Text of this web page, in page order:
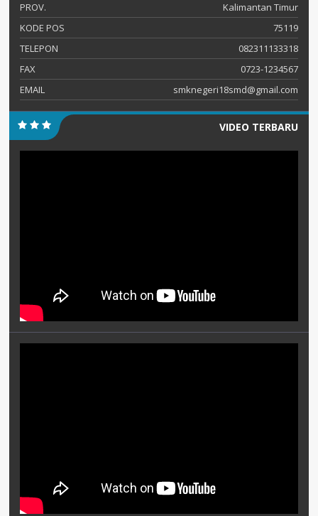
PROV.
Kalimantan Timur
KODE POS
75119
TELEPON
082311133318
FAX
0723-1234567
EMAIL
smknegeri18smd@gmail.com
VIDEO TERBARU